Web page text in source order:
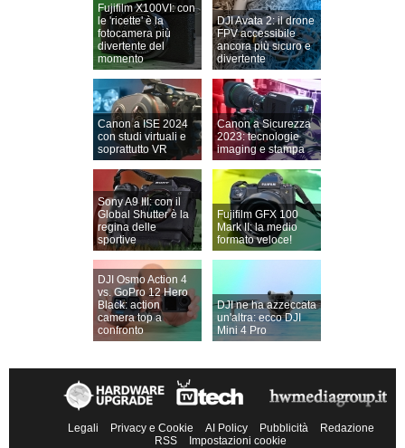
Fujifilm X100VI: con
le 'ricette' è la
fotocamera più
divertente del
momento
DJI Avata 2: il drone
FPV accessibile
ancora più sicuro e
divertente
Canon a ISE 2024
con studi virtuali e
soprattutto VR
Canon a Sicurezza
2023: tecnologie
imaging e stampa
Sony A9 III: con il
Global Shutter è la
regina delle
sportive
Fujifilm GFX 100
Mark II: la medio
formato veloce!
DJI Osmo Action 4
vs. GoPro 12 Hero
Black: action
camera top a
confronto
DJI ne ha azzeccata
un'altra: ecco DJI
Mini 4 Pro
Legali Privacy e Cookie AI Policy Pubblicità
Redazione
RSS
Impostazioni cookie